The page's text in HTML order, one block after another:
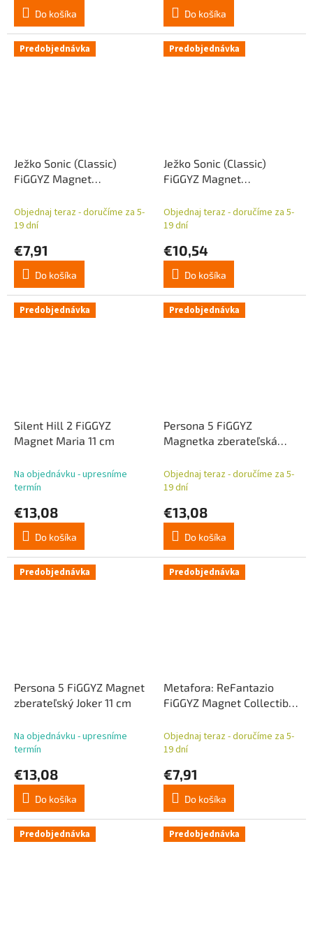
Do košíka Do košíka
Predobjednávka
Ježko Sonic (Classic)
FiGGYZ Magnet
11 cm
Objednaj teraz - doručíme za 5-
19 dní
€7,91
Do košíka
Predobjednávka
Ježko Sonic (Classic)
FiGGYZ Magnet
cm
Objednaj teraz - doručíme za 5-
19 dní
€10,54
Do košíka
Predobjednávka
Silent Hill 2 FiGGYZ
Magnet Maria 11 cm
Na objednávku - upresníme
termín
€13,08
Do košíka
Predobjednávka
Persona 5 FiGGYZ
Magnetka zberateľská
Objednaj teraz - doručíme za 5-
19 dní
€13,08
Do košíka
Predobjednávka
Persona 5 FiGGYZ Magnet
zberateľský Joker 11 cm
Na objednávku - upresníme
termín
€13,08
Do košíka
Predobjednávka
Metafora: ReFantazio
FiGGYZ Magnet Collectible
Objednaj teraz - doručíme za 5-
19 dní
€7,91
Do košíka
Predobjednávka Predobjednávka